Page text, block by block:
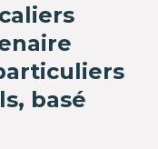
des
et/ou accéder aux
à ces technologies
que le comportement
fait de ne pas
avoir un effet négatif
basé